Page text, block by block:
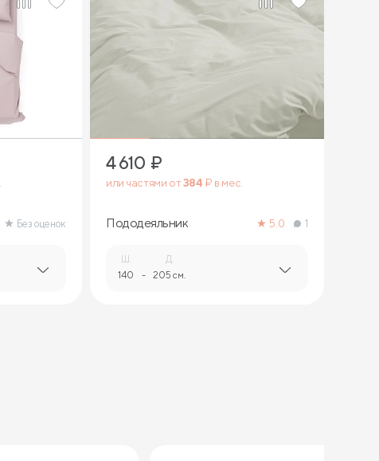
Без оценок
4 610 ₽
или частями от384 ₽ в мес.
Пододеяльник 5.0 1
Ш.
140 -
Д.
205 см.